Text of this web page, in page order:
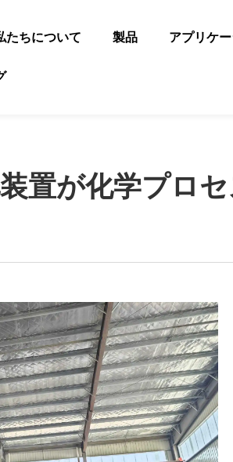
たちについて 製品 アプリケ
置が化学プロ